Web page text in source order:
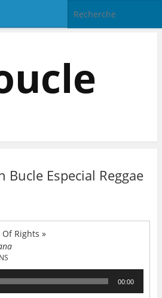
Bucle Especial Reggae
Rights »
00:00